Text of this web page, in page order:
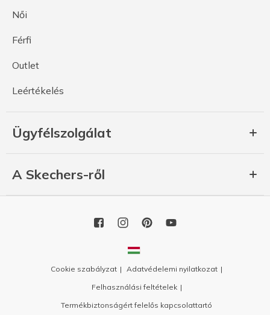
Női
Férfi
Outlet
Leértékelés
Ügyfélszolgálat
A Skechers-ről
Cookie szabályzat
Adatvédelemi nyilatkozat
Felhasználási feltételek
Termékbiztonságért felelős kapcsolattartó